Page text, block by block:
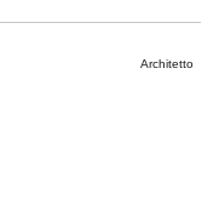
Architetto